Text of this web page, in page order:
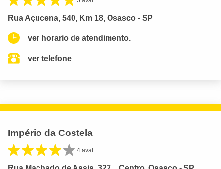
Rua Açucena, 540, Km 18, Osasco - SP
ver horario de atendimento.
ver telefone
Império da Costela
4 aval.